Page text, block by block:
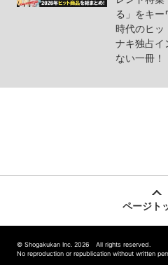
る」をキ
時代のヒッ
ナキ独占イ
ない一冊！
ページト
© Shogakukan Inc. 2026 All rights reserved.
No reproduction or republication without written